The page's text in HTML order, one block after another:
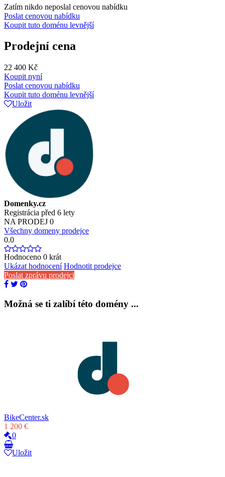
Zatím nikdo neposlal cenovou nabídku
Poslat cenovou nabídku
Koupit tuto doménu levnější
Prodejní cena
22 400 Kč
Koupit nyní
Poslat cenovou nabídku
Koupit tuto doménu levnější
Uložit
Domenky.cz
Registrácia před 6 lety
NA PRODEJ 0
Všechny domeny prodejce
0.0
Hodnoceno 0 krát
Ukázat hodnocení Hodnotit prodejce
Poslat zprávu prodejci
Možná se ti zalíbí této domény ...
BikeCenter.sk
1 200 €
0
Uložit